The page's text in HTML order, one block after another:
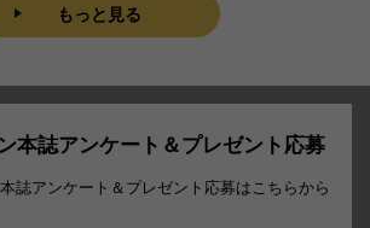
もっと見る
本誌アンケート＆プレゼント応募
誌アンケート＆プレゼント応募はこちらから